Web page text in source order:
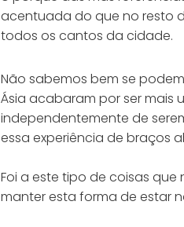
acentuada do que no resto
todos os cantos da cidade.
Não sabemos bem se
Ásia acabaram por ser mais
independentemente de
essa experiência de braços
Foi a este tipo de coisas
manter esta forma de estar